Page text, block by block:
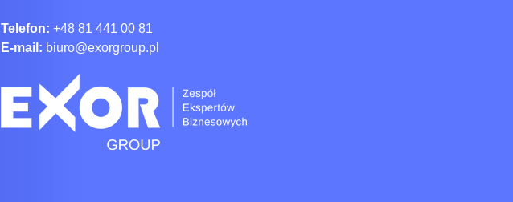
Telefon: +48 81 441 00 81
E-mail: biuro@exorgroup.pl